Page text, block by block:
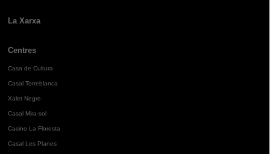
La Xarxa
Centres
Casa de Cultura
Casal Torreblanca
Xalet Negre
Casal Mira-sol
Casino La Floresta
Casal Les Planes